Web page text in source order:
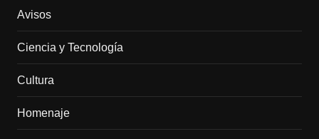
Avisos
Ciencia y Tecnología
Cultura
Homenaje